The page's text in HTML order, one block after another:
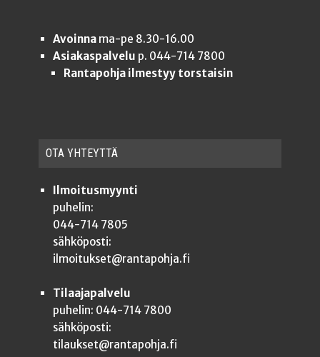
Avoinnama-pe 8.30-16.00
Asiakaspalvelu p. 044-714 7800
Rantapohja ilmestyy torstaisin
OTA YHTEYT­TÄ
Ilmoitusmyynti
puhelin:
044-714 7805
sähköposti:
ilmoitukset@rantapohja.fi
Tilaajapalvelu
puhelin: 044-714 7800
sähköposti:
tilaukset@rantapohja.fi